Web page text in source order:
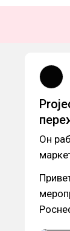
Он